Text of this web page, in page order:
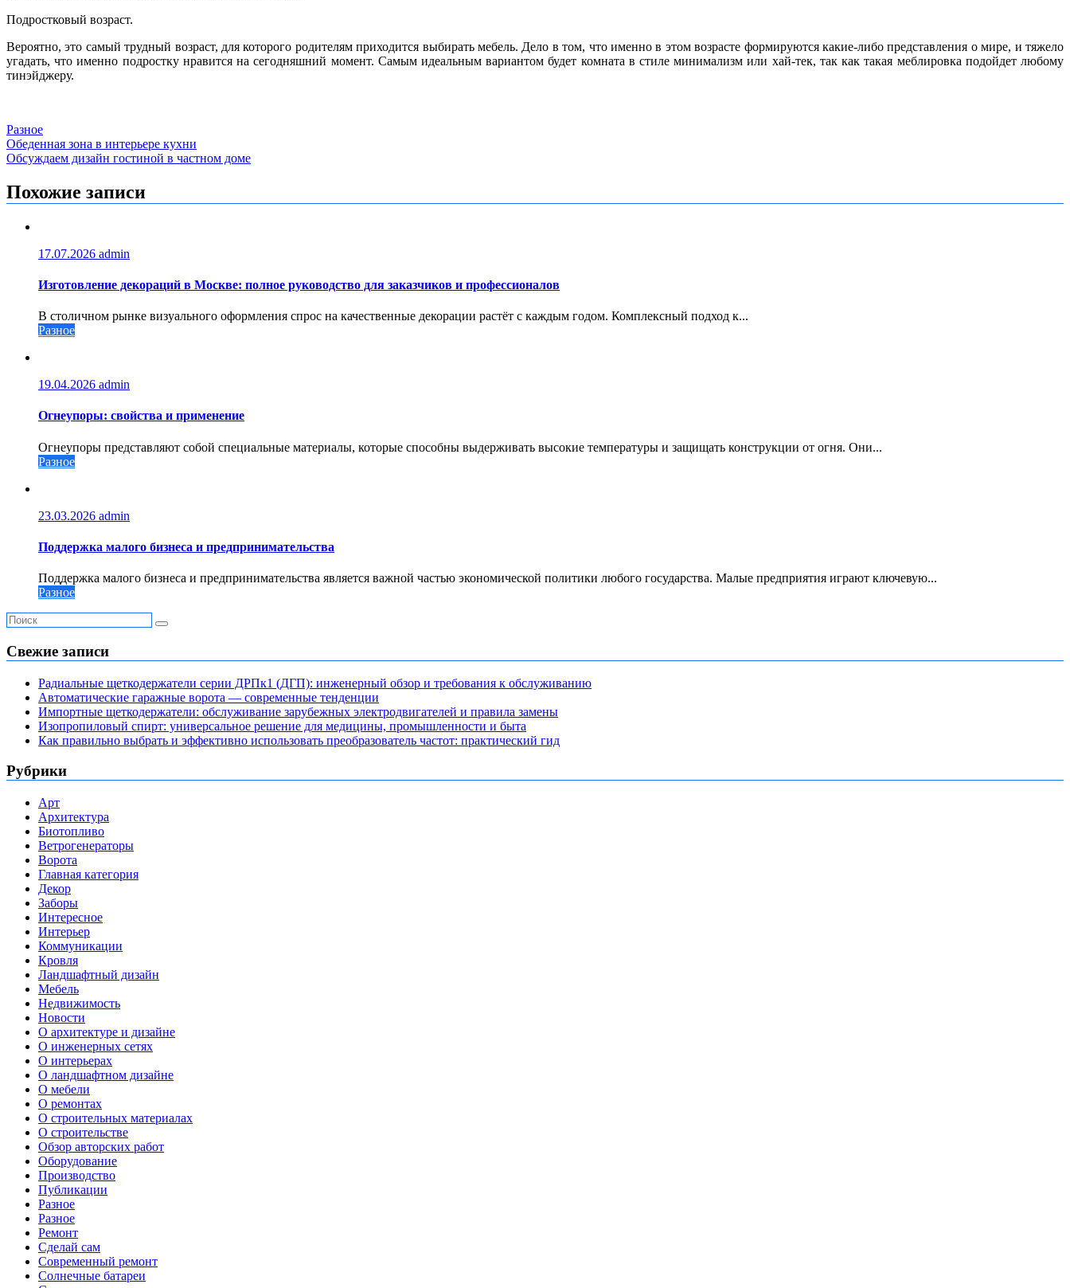
Подростковый возраст.
Вероятно, это самый трудный возраст, для которого родителям приходится выбирать мебель. Дело в том, что именно в этом возрасте формируются какие-либо представления о мире, и тяжело
угадать, что именно подростку нравится на сегодняшний момент. Самым идеальным вариантом будет комната в стиле минимализм или хай-тек, так как такая меблировка подойдет любому
тинэйджеру.
Разное
Навигация
по
записям
Обеденная зона в интерьере кухни
Обсуждаем дизайн гостиной в частном доме
Похожие записи
17.07.2026 admin
Изготовление декораций в Москве: полное руководство для заказчиков и профессионалов
В столичном рынке визуального оформления спрос на качественные декорации растёт с каждым годом. Комплексный подход к...
Разное
19.04.2026 admin
Огнеупоры: свойства и применение
Огнеупоры представляют собой специальные материалы, которые способны выдерживать высокие температуры и защищать конструкции от огня. Они...
Разное
23.03.2026 admin
Поддержка малого бизнеса и предпринимательства
Поддержка малого бизнеса и предпринимательства является важной частью экономической политики любого государства. Малые предприятия играют ключевую...
Разное
Свежие записи
Радиальные щеткодержатели серии ДРПк1 (ДГП): инженерный обзор и требования к обслуживанию
Автоматические гаражные ворота — современные тенденции
Импортные щеткодержатели: обслуживание зарубежных электродвигателей и правила замены
Изопропиловый спирт: универсальное решение для медицины, промышленности и быта
Как правильно выбрать и эффективно использовать преобразователь частот: практический гид
Рубрики
Арт
Архитектура
Биотопливо
Ветрогенераторы
Ворота
Главная категория
Декор
Заборы
Интересное
Интерьер
Коммуникации
Кровля
Ландшафтный дизайн
Мебель
Недвижимость
Новости
О архитектуре и дизайне
О инженерных сетях
О интерьерах
О ландшафтном дизайне
О мебели
О ремонтах
О строительных материалах
О строительстве
Обзор авторских работ
Оборудование
Производство
Публикации
Разное
Разное
Ремонт
Сделай сам
Современный ремонт
Солнечные батареи